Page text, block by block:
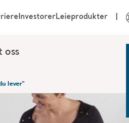
oss
InvestorerLeieprodukter
lever"